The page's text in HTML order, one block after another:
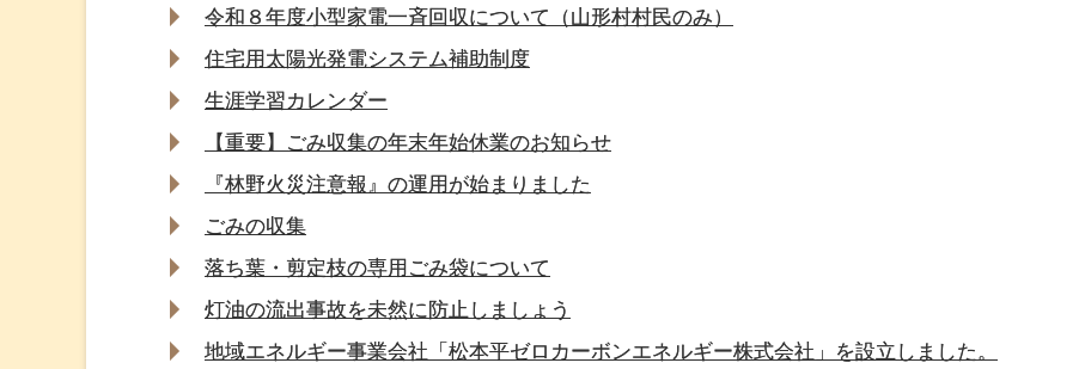
令和８年度小型家電一斉回収について（山形村村民のみ）
住宅用太陽光発電システム補助制度
生涯学習カレンダー
【重要】ごみ収集の年末年始休業のお知らせ
『林野火災注意報』の運用が始まりました
ごみの収集
落ち葉・剪定枝の専用ごみ袋について
灯油の流出事故を未然に防止しましょう
地域エネルギー事業会社「松本平ゼロカーボンエネルギー株式会社」を設立しました。